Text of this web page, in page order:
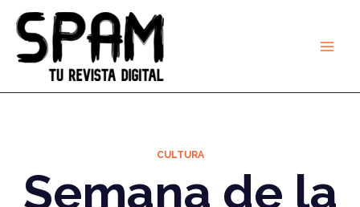
contenido
CULTURA
Semana de la